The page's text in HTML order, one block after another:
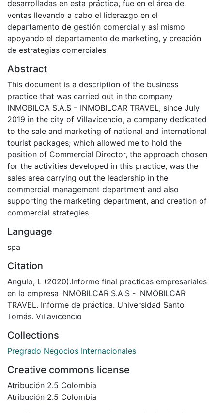
desarrolladas en esta práctica, fue en el área de
ventas llevando a cabo el liderazgo en el
departamento de gestión comercial y así mismo
apoyando el departamento de marketing, y creación
de estrategias comerciales
Abstract
This document is a description of the business
practice that was carried out in the company
INMOBILCA S.A.S – INMOBILCAR TRAVEL, since July
2019 in the city of Villavicencio, a company dedicated
to the sale and marketing of national and international
tourist packages; which allowed me to hold the
position of Commercial Director, the approach chosen
for the activities developed in this practice, was the
sales area carrying out the leadership in the
commercial management department and also
supporting the marketing department, and creation of
commercial strategies.
Language
spa
Citation
Angulo, L (2020).Informe final practicas empresariales
en la empresa INMOBILCAR S.A.S - INMOBILCAR
TRAVEL. Informe de práctica. Universidad Santo
Tomás. Villavicencio
Collections
Pregrado Negocios Internacionales
Creative commons license
Atribución 2.5 Colombia
Atribución 2.5 Colombia